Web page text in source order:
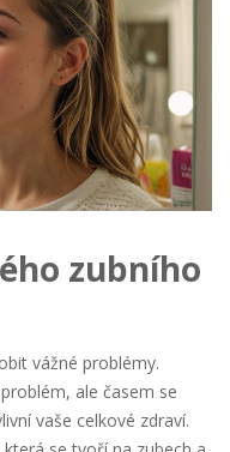
zubního
vážné problémy.
ale časem se
vaše celkové zdraví.